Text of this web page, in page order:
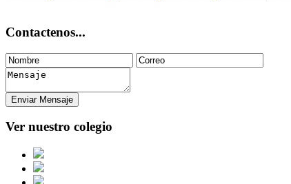
Contactenos...
Ver nuestro colegio